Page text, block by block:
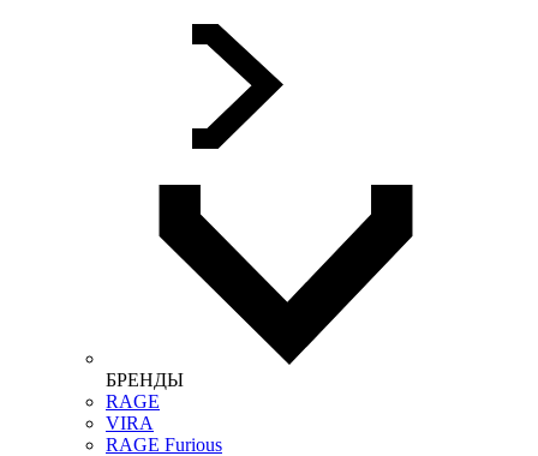
БРЕНДЫ
RAGE
VIRA
RAGE Furious